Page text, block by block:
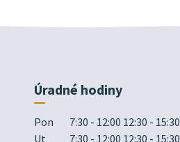
Úradné hodiny
Pon
7:30 - 12:00 12:30 - 15:30
Ut
7:30 - 12:00 12:30 - 15:30